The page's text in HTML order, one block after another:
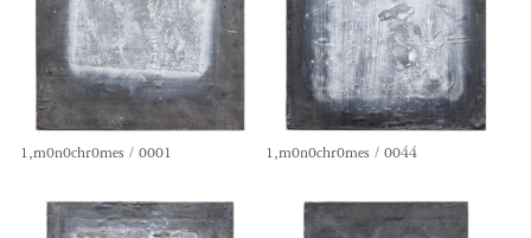
1,m0n0chr0mes / 0001 1,m0n0chr0mes / 0044